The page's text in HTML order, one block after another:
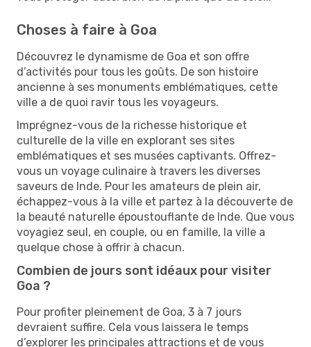
Choses à faire à Goa
Découvrez le dynamisme de Goa et son offre
d’activités pour tous les goûts. De son histoire
ancienne à ses monuments emblématiques, cette
ville a de quoi ravir tous les voyageurs.
Imprégnez-vous de la richesse historique et
culturelle de la ville en explorant ses sites
emblématiques et ses musées captivants. Offrez-
vous un voyage culinaire à travers les diverses
saveurs de Inde. Pour les amateurs de plein air,
échappez-vous à la ville et partez à la découverte de
la beauté naturelle époustouflante de Inde. Que vous
voyagiez seul, en couple, ou en famille, la ville a
quelque chose à offrir à chacun.
Combien de jours sont idéaux pour visiter
Goa ?
Pour profiter pleinement de Goa, 3 à 7 jours
devraient suffire. Cela vous laissera le temps
d’explorer les principales attractions et de vous